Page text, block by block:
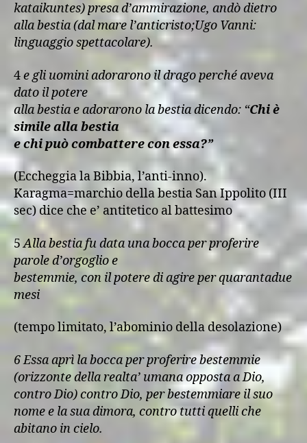
kataikuntes) presa d’ammirazione, andò dietro
alla bestia (dal mare l’anticristo;Ugo Vanni:
linguaggio spettacolare).
4e gli uomini adorarono il drago perché aveva
dato il potere
alla bestia e adorarono la bestia dicendo: “Chi è
simile alla bestia
e chi può combattere con essa?”
(Eccheggia la Bibbia, l’anti-inno).
Karagma=marchio della bestia San Ippolito (III
sec) dice che e’ antitetico al battesimo
5Alla bestia fu data una bocca per proferire
parole d’orgoglio e
bestemmie, con il potere di agire per quarantadue
mesi
(tempo limitato, l’abominio della desolazione)
6 Essa aprì la bocca per proferire bestemmie
(orizzonte della realta’ umana opposta a Dio,
contro Dio) contro Dio, per bestemmiare il suo
nome e la sua dimora, contro tutti quelli che
abitano in cielo.